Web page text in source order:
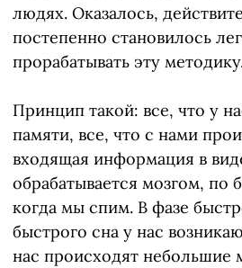
людях. Оказалось,
постепенно становилось
прорабатывать эту
Принцип такой: все, что у
памяти, все, что с нами
входящая информация в
обрабатывается мозгом, по
когда мы спим. В фазе
быстрого сна у нас
нас происходят